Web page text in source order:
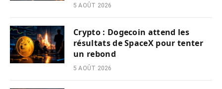
5 AOÛT 2026
Crypto : Dogecoin attend les
résultats de SpaceX pour tenter
un rebond
5 AOÛT 2026